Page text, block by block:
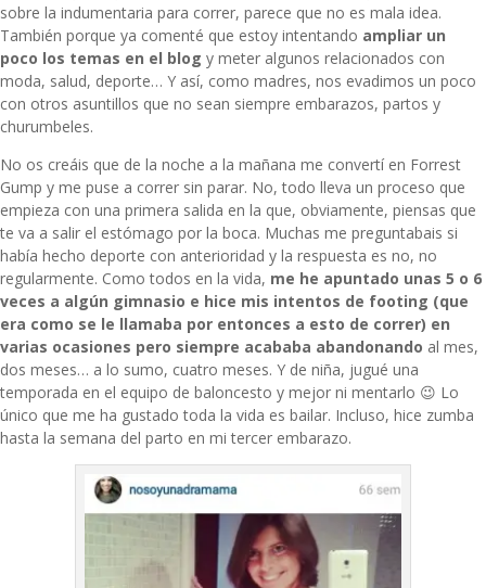
sobre la indumentaria para correr, parece que no es mala idea.
También porque ya comenté que estoy intentando ampliar un
poco los temas en el blog y meter algunos relacionados con
moda, salud, deporte… Y así, como madres, nos evadimos un poco
con otros asuntillos que no sean siempre embarazos, partos y
churumbeles.
No os creáis que de la noche a la mañana me convertí en Forrest
Gump y me puse a correr sin parar. No, todo lleva un proceso que
empieza con una primera salida en la que, obviamente, piensas que
te va a salir el estómago por la boca. Muchas me preguntabais si
había hecho deporte con anterioridad y la respuesta es no, no
regularmente. Como todos en la vida, me he apuntado unas 5 o 6
veces a algún gimnasio e hice mis intentos de footing (que
era como se le llamaba por entonces a esto de correr) en
varias ocasiones pero siempre acababa abandonando al mes,
dos meses… a lo sumo, cuatro meses. Y de niña, jugué una
temporada en el equipo de baloncesto y mejor ni mentarlo 😉 Lo
único que me ha gustado toda la vida es bailar. Incluso, hice zumba
hasta la semana del parto en mi tercer embarazo.